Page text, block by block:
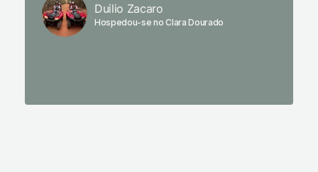
Duilio Zacaro
Hospedou-se no Clara Dourado